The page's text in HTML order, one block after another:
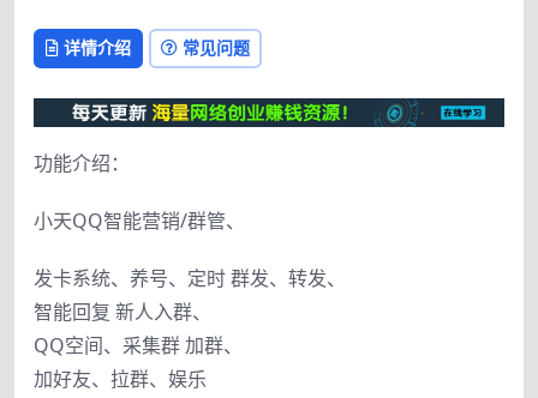
详情介绍 常见问题
功能介绍：
小天QQ智能营销/群管、
发卡系统、养号、定时 群发、转发、
智能回复 新人入群、
QQ空间、采集群 加群、
加好友、拉群、娱乐